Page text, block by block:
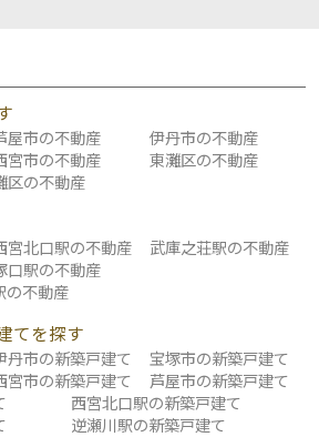
屋市の不動産
伊丹市の不動産
宮市の不動産
東灘区の不動産
区の不動産
宮北口駅の不動産
武庫之荘駅の不動産
口駅の不動産
の不動産
てを探す
丹市の新築戸建て
宝塚市の新築戸建て
宮市の新築戸建て
芦屋市の新築戸建て
西宮北口駅の新築戸建て
逆瀬川駅の新築戸建て